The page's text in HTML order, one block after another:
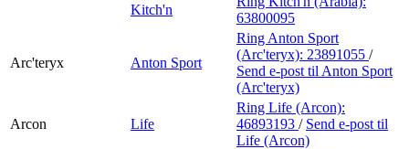
Kitch'n
63800095
Arc'teryx Anton Sport
Ring Anton Sport
(Arc'teryx): 23891055 /
Send e-post til Anton Sport
(Arc'teryx)
Arcon Life
Ring Life (Arcon):
46893193 / Send e-post til
Life (Arcon)